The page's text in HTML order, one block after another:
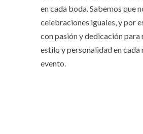
en cada boda. Sabemos que
celebraciones iguales, y por
con pasión y dedicación
estilo y personalidad en cada
evento.